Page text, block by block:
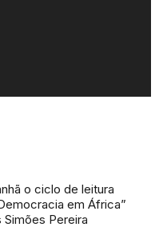
o ciclo de leitura
em África”
Pereira